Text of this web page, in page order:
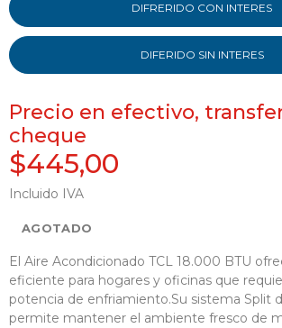
DIFRERIDO CON INTERES
DIFERIDO SIN INTERES
Precio en efectivo,
cheque
$445,00
Incluido IVA
AGOTADO
El Aire Acondicionado TCL 18.000 BTU
eficiente para hogares y oficinas que
potencia de enfriamiento.Su sistema Split
permite mantener el ambiente fresco de